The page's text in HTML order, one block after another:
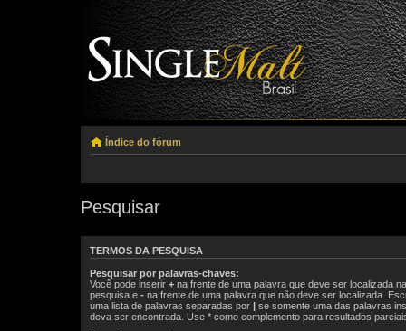
Índice do fórum
Pesquisar
TERMOS DA PESQUISA
Pesquisar por palavras-chaves:
Você pode inserir +na frente de uma palavra que deve ser localizada na
pesquisa e -na frente de uma palavra que não deve ser localizada.
uma lista de palavras separadas por |se somente uma das palavras
deva ser encontrada. Use * como complemento para resultados